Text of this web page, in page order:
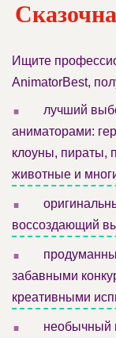
Ищите
AnimatorBest,
.
лучший
аниматорами:
клоуны, пираты,
животные и
.
воссоздающий
.
забавными
креативными
.
необычный